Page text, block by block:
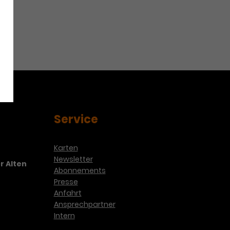
Alten
Service
Karten
Newsletter
Abonnements
Presse
Anfahrt
Ansprechpartner
Intern